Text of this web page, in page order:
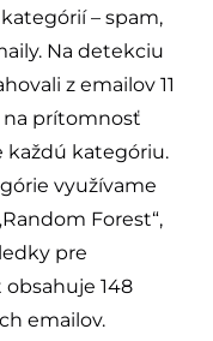
– spam,
Na detekciu
z emailov 11
na prítomnosť
každú kategóriu.
využívame
Forest“,
pre
148
emailov.